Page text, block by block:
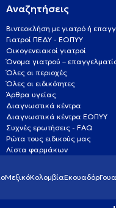
Αναζητήσεις
Βιντεοκλήση με γιατρό ή
Γιατροί ΠΕΔΥ - ΕΟΠΥΥ
Οικογενειακοί γιατροί
Όνομα γιατρού –
Όλες οι περιοχές
Όλες οι ειδικότητες
Άρθρα υγείας
Διαγνωστικά κέντρα
Διαγνωστικά κέντρα ΕΟΠΥΥ
Συχνές ερωτήσεις - FAQ
Ρώτα τους ειδικούς μας
Λίστα φαρμάκων
ΜεξικόΚολομβίαΕκουαδόρ